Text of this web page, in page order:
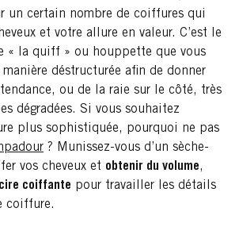
un certain nombre de coiffures qui
et votre allure en valeur. C’est le
« la quiff » ou houppette que vous
déstructurée afin de donner
ou de la raie sur le côté, très
dégradées. Si vous souhaitez
plus sophistiquée, pourquoi ne pas
? Munissez-vous d’un sèche-
vos cheveux et obtenir du volume,
coiffante pour travailler les détails
coiffure.